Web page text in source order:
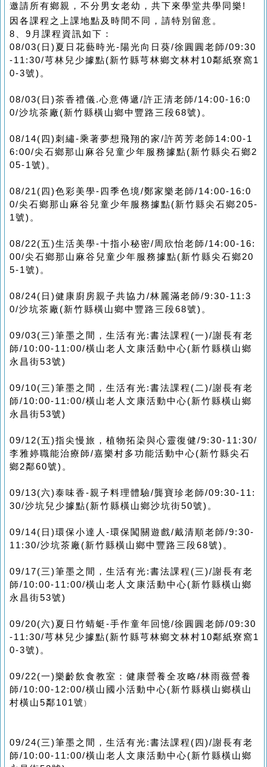
邀請所有鄉親，不分男女老幼，共下來學堂共學同樂 !
因各課程之上課地點及時間不同，請特別留意。
8、9月課程資訊如下：
08/03(日)夏日花藝時光-陽光向日葵/徐圓圓老師/09:30
-11:30/芎林兒少據點(新竹縣芎林鄉文林村10鄰紙寮窩1
0-3號)。
08/03(日)茶香禮儀.心意傳遞/許正清老師/14:00-16:0
0/沙坑茶廠(新竹縣橫山鄉中豐路三段68號)。
08/14(四)刺繡-乘著夢想飛翔的家/許芮芳老師14:00-1
6:00/尖石鄉那山麻谷兒童少年服務據點(新竹縣尖石鄉2
05-1號)。
08/21(四)色彩美學-四季色境/鄭家樂老師/14:00-16:0
0/尖石鄉那山麻谷兒童少年服務據點(新竹縣尖石鄉205-
1號)。
08/22(五)生活美學-十指小秘密/周欣怡老師/14:00-16:
00/尖石鄉那山麻谷兒童少年服務據點(新竹縣尖石鄉20
5-1號)。
08/24(日)健康廚房親子共協力/林麗滿老師/9:30-11:3
0/沙坑茶廠(新竹縣橫山鄉中豐路三段68號)。
09/03(三)筆墨之間，生活有光:書法課程(一)/謝長有老
師/10:00-11:00/橫山老人文康活動中心(新竹縣橫山鄉
永昌街53號)
09/10(三)筆墨之間，生活有光:書法課程(二)/謝長有老
師/10:00-11:00/橫山老人文康活動中心(新竹縣橫山鄉
永昌街53號)
09/12(五)指尖慢旅，植物拓染與心靈復健/9:30-11:30/
李雅婷職能治療師/嘉樂村多功能活動中心(新竹縣尖石
鄉2鄰60號)。
09/13(六)泰味香-親子料理體驗/龔寶珍老師/09:30-11:
30/沙坑兒少據點(新竹縣橫山鄉沙坑街50號)。
09/14(日)環保小達人-環保闖關遊戲/戴清順老師/9:30-
11:30/沙坑茶廠(新竹縣橫山鄉中豐路三段68號)。
09/17(三)筆墨之間，生活有光:書法課程(三)/謝長有老
師/10:00-11:00/橫山老人文康活動中心(新竹縣橫山鄉
永昌街53號)
09/20(六)夏日竹蜻蜓-手作童年回憶/徐圓圓老師/09:30
-11:30/芎林兒少據點(新竹縣芎林鄉文林村10鄰紙寮窩1
0-3號)。
09/22(一)樂齡飲食教室：健康營養全攻略/林雨薇營養
師/10:00-12:00/橫山國小活動中心(新竹縣橫山鄉橫山
村橫山5鄰101號)
09/24(三)筆墨之間，生活有光:書法課程(四)/謝長有老
師/10:00-11:00/橫山老人文康活動中心(新竹縣橫山鄉